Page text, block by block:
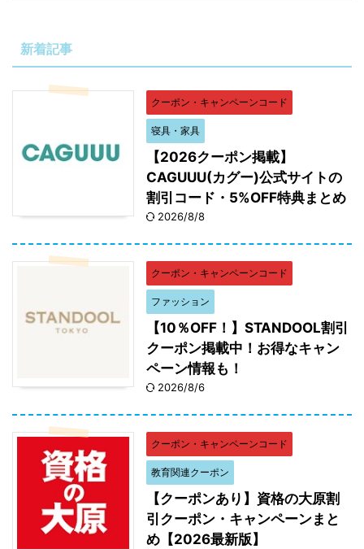
新着記事
クーポン・キャンペーンコード
寝具・家具
【2026クーポン掲載】
CAGUUU(カグー)公式サイトの
割引コード・5%OFF特典まとめ
2026/8/8
クーポン・キャンペーンコード
ファッション
【10％OFF！】STANDOOL割引
クーポン掲載中！お得なキャン
ペーン情報も！
2026/8/6
クーポン・キャンペーンコード
教育関連クーポン
【クーポンあり】資格の大原割
引クーポン・キャンペーンまと
め【2026最新版】